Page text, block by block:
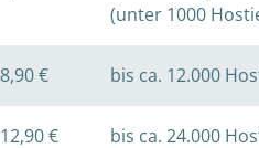
(unter 1000
8,90 € bis ca. 12.000
12,90 € bis ca. 24.000